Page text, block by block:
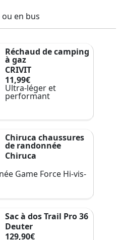
ou en bus
Réchaud de camping
à gaz
CRIVIT
11,99€
Ultra-léger et
performant
Chiruca chaussures
de randonnée
Chiruca
Game Force Hi-vis-
Sac à dos Trail Pro 36
Deuter
129,90€